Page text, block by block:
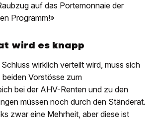
auf das Portemonnaie der
Programm!»
wird es knapp
wirklich verteilt wird, muss sich
Vorstösse zum
bei der AHV-Renten und zu den
müssen noch durch den Ständerat.
zwar eine Mehrheit, aber diese ist